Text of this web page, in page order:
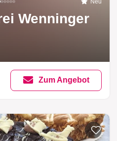
Neu
Wenninger
Zum Angebot
Zur